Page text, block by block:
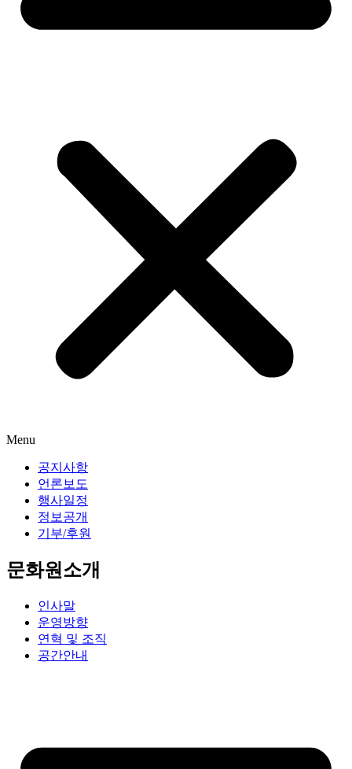
Menu
공지사항
언론보도
행사일정
정보공개
기부/후원
문화원소개
인사말
운영방향
연혁 및 조직
공간안내